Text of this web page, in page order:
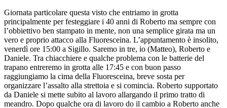
Giornata particolare questa visto che entriamo in grotta
principalmente per festeggiare i 40 anni di Roberto ma sempre con
l’obbiettivo ben stampato in mente, non una semplice girata ma un
vero e proprio attacco alla Fluoresceina. L’appuntamento è insolito,
venerdì ore 15:00 a Sigillo. Saremo in tre, io (Matteo), Roberto e
Daniele. Tra chiacchiere e qualche problema con le batterie del
trapano entreremo in grotta alle 17:45 e con buon passo
raggiungiamo la cima della Fluoresceina, breve sosta per
organizzare l’assalto alla strettoia e si comincia. Roberto supportato
da Daniele si mette subito al lavoro allargando il primo tratto di
meandro. Dopo qualche ora di lavoro do il cambio a Roberto anche